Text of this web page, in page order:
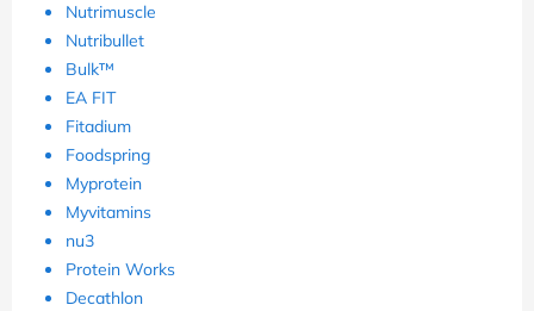
Nutrimuscle
Nutribullet
Bulk™
EA FIT
Fitadium
Foodspring
Myprotein
Myvitamins
nu3
Protein Works
Decathlon